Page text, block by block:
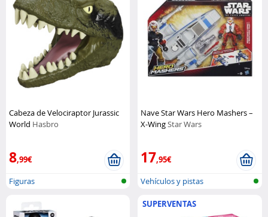
Cabeza de Velociraptor Jurassic
World Hasbro
8,99€
Figuras
Nave Star Wars Hero Mashers –
X-WingStar Wars
17,95€
Vehículos y pistas
SUPERVENTAS